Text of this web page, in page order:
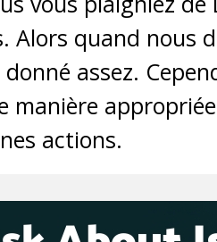
Alors quand nous
assez.
manière
actions.